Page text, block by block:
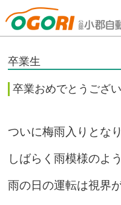
山口県小郡自動車学校
卒業生
卒業おめでとうござ
ついに梅雨入りとな
しばらく雨模様のよ
雨の日の運転は視界